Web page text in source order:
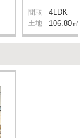
間取 4LDK
土地 106.80㎡